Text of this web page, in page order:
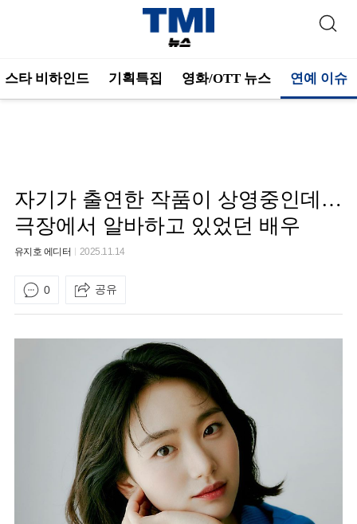
스타 비하인드 기획특집 영화/OTT 뉴스 연예 이슈
자기가 출연한 작품이 상영중인데…
극장에서 알바하고 있었던 배우
유지호 에디터 2025.11.14
0 공유